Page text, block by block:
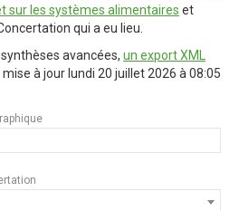
sur les systèmes alimentaires et
qui a eu lieu.
avancées, un export XML
à jour lundi 20 juillet 2026 à 08:05